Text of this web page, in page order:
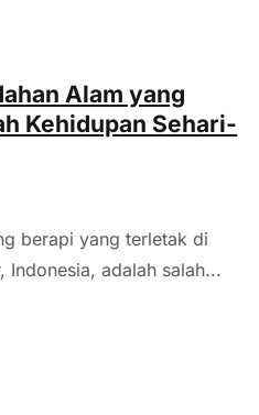
Alam yang
Kehidupan Sehari-
berapi yang terletak di
Indonesia, adalah salah...